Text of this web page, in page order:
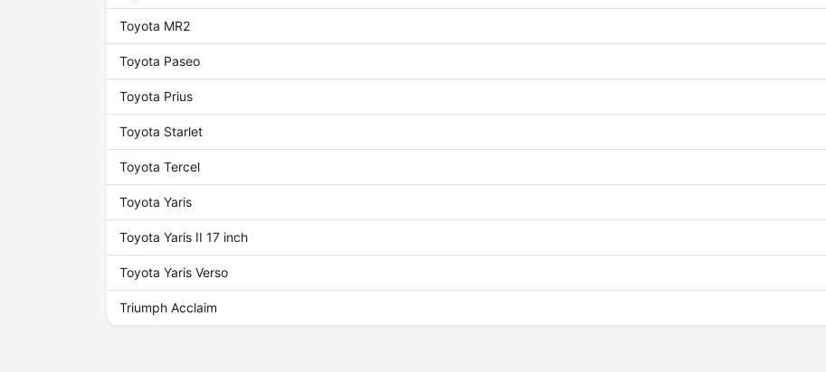
Toyota MR2
Toyota Paseo
Toyota Prius
Toyota Starlet
Toyota Tercel
Toyota Yaris
Toyota Yaris II 17 inch
Toyota Yaris Verso
Triumph Acclaim